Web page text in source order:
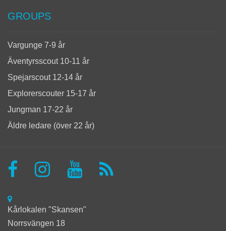
GROUPS
Vargunge 7-9 år
Äventyrsscout 10-11 år
Spejarscout 12-14 år
Explorerscouter 15-17 år
Jungman 17-22 år
Äldre ledare (över 22 år)
Kårlokalen "Skansen"
Norrsvängen 18